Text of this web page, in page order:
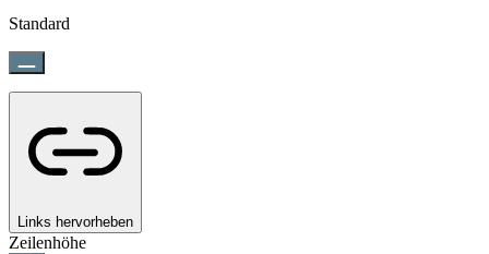
Standard
Links hervorheben
Zeilenhöhe